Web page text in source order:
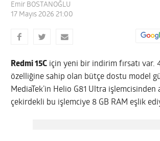
Emir BOSTANOĞLU
17 Mayıs 2026 21:00
Redmi 15C için yeni bir indirim fırsatı var.
özelliğine sahip olan bütçe dostu model
MediaTek’in Helio G81 Ultra işlemcisinden
çekirdekli bu işlemciye 8 GB RAM eşlik